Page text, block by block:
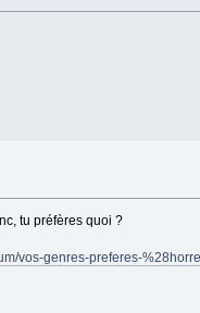
tu préfères quoi ?
vos-genres-preferes-